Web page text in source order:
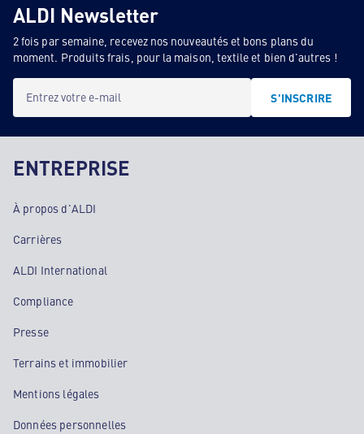
ALDI Newsletter
2 fois par semaine, recevez nos nouveautés et bons plans du
moment. Produits frais, pour la maison, textile et bien d'autres !
Entrez votre e-mail S'INSCRIRE
ENTREPRISE
À propos d'ALDI
Carrières
ALDI International
Compliance
Presse
Terrains et immobilier
Mentions légales
Données personnelles